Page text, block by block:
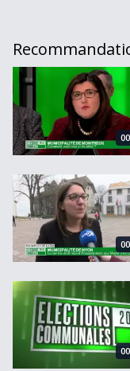
Comment
Elections
Elections 2016-03-